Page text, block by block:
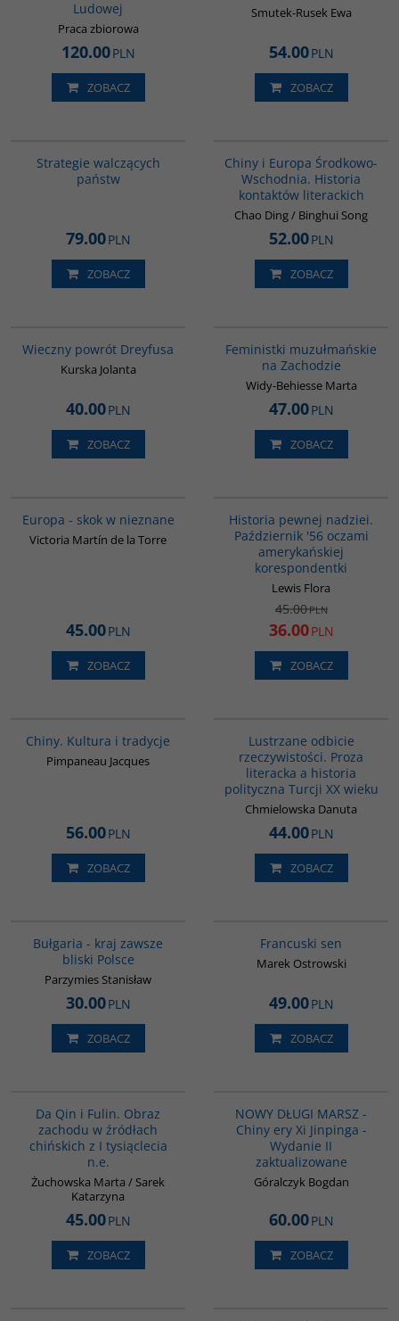
Ludowej
Praca zbiorowa
120.00PLN
ZOBACZ
Smutek-Rusek Ewa
54.00PLN
ZOBACZ
Strategie walczących
państw
79.00PLN
ZOBACZ
Chiny i Europa Środkowo-
Wschodnia. Historia
kontaktów literackich
Chao Ding / Binghui Song
52.00PLN
ZOBACZ
Wieczny powrót Dreyfusa
Kurska Jolanta
40.00PLN
ZOBACZ
Feministki muzułmańskie
na Zachodzie
Widy-Behiesse Marta
47.00PLN
ZOBACZ
Europa - skok w nieznane
Victoria Martín de la Torre
45.00PLN
ZOBACZ
Historia pewnej nadziei.
Październik '56 oczami
amerykańskiej
korespondentki
Lewis Flora
45.00PLN
36.00PLN
ZOBACZ
Chiny. Kultura i tradycje
Pimpaneau Jacques
56.00PLN
ZOBACZ
Lustrzane odbicie
rzeczywistości. Proza
literacka a historia
polityczna Turcji XX wieku
Chmielowska Danuta
44.00PLN
ZOBACZ
Bułgaria - kraj zawsze
bliski Polsce
Parzymies Stanisław
30.00PLN
ZOBACZ
Francuski sen
Marek Ostrowski
49.00PLN
ZOBACZ
Da Qin i Fulin. Obraz
zachodu w źródłach
chińskich z I tysiąclecia
n.e.
Żuchowska Marta / Sarek
Katarzyna
45.00PLN
ZOBACZ
NOWY DŁUGI MARSZ -
Chiny ery Xi Jinpinga -
Wydanie II
zaktualizowane
Góralczyk Bogdan
60.00PLN
ZOBACZ